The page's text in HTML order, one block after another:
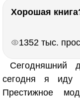
1352 тыс.
Сегодняшний
сегодня я иду
Престижное